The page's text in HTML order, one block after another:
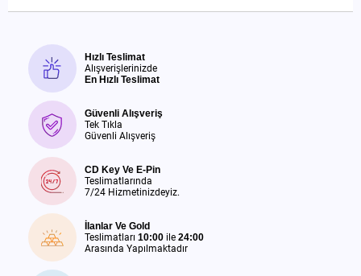
Hızlı Teslimat
Alışverişlerinizde
En Hızlı Teslimat
Güvenli Alışveriş
Tek Tıkla
Güvenli Alışveriş
CD Key Ve E-Pin
Teslimatlarında
7/24 Hizmetinizdeyiz.
İlanlar Ve Gold
Teslimatları 10:00 ile 24:00
Arasında Yapılmaktadır